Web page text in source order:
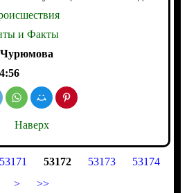
и Факты
Наверх
53171 53172 53173
53174
>
>>